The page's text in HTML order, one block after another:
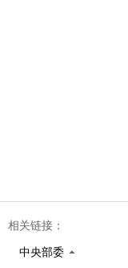
相关链接：
中央部委